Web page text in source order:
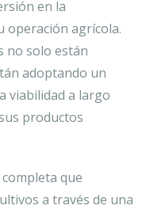
en la
operación agrícola.
no solo están
adoptando un
viabilidad a largo
productos
que
a través de una